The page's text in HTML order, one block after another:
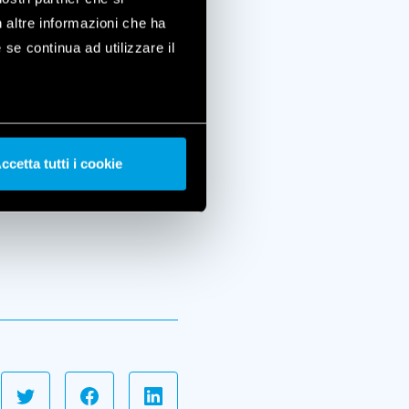
altre informazioni che ha
continua ad utilizzare il
tutti i cookie
del cliente, le
non finiscono qui..